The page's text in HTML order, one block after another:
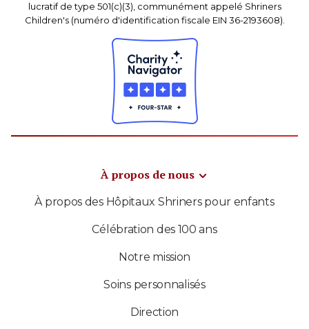
lucratif de type 501(c)(3), communément appelé Shriners
Children's (numéro d'identification fiscale EIN 36-2193608).
À propos de nous
À propos des Hôpitaux Shriners pour enfants
Célébration des 100 ans
Notre mission
Soins personnalisés
Direction